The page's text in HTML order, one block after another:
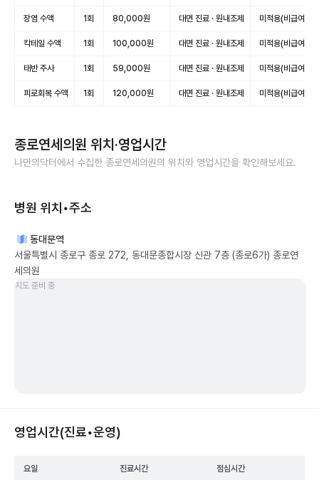
장염 수액 1회 80,000원 대면 진료 · 원내조제 미적용(비급여)
칵테일 수액 1회 100,000원 대면 진료 · 원내조제 미적용(비급여)
태반 주사 1회 59,000원 대면 진료 · 원내조제 미적용(비급여)
피로회복 수액 1회 120,000원 대면 진료 · 원내조제 미적용(비급여)
종로연세의원 위치·영업시간
나만의닥터에서 수집한 종로연세의원의 위치와 영업시간을 확인해보세요.
병원 위치•주소
동대문역
서울특별시 종로구 종로 272, 동대문종합시장 신관 7층 (종로6가) 종로연
세의원
지도 준비 중
영업시간(진료•운영)
요일 진료시간 점심시간